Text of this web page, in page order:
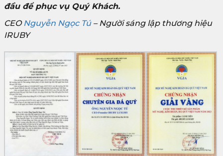
đầu để phục vụ Quý Khách.
CEONguyễn Ngọc Tú– Người sáng lập thương hiệu
IRUBY